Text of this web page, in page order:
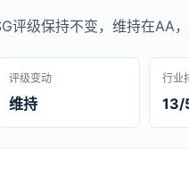
级保持不变，维持在AA，
评级变动
维持
行业
13/